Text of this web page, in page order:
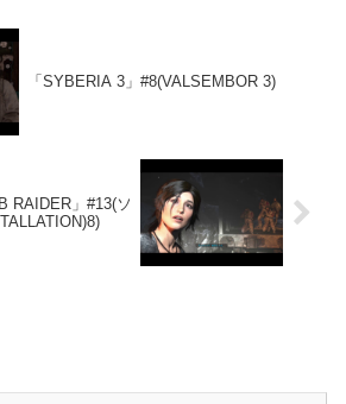
「SYBERIA 3」#8(VALSEMBOR 3)
RAIDER」#13(ソ